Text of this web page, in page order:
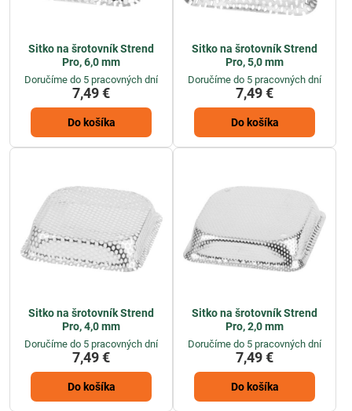
Sitko na šrotovník Strend
Pro, 6,0 mm
Doručíme do 5 pracovných dní
7,49 €
Do košíka
Sitko na šrotovník Strend
Pro, 5,0 mm
Doručíme do 5 pracovných dní
7,49 €
Do košíka
Sitko na šrotovník Strend
Pro, 4,0 mm
Doručíme do 5 pracovných dní
7,49 €
Do košíka
Sitko na šrotovník Strend
Pro, 2,0 mm
Doručíme do 5 pracovných dní
7,49 €
Do košíka